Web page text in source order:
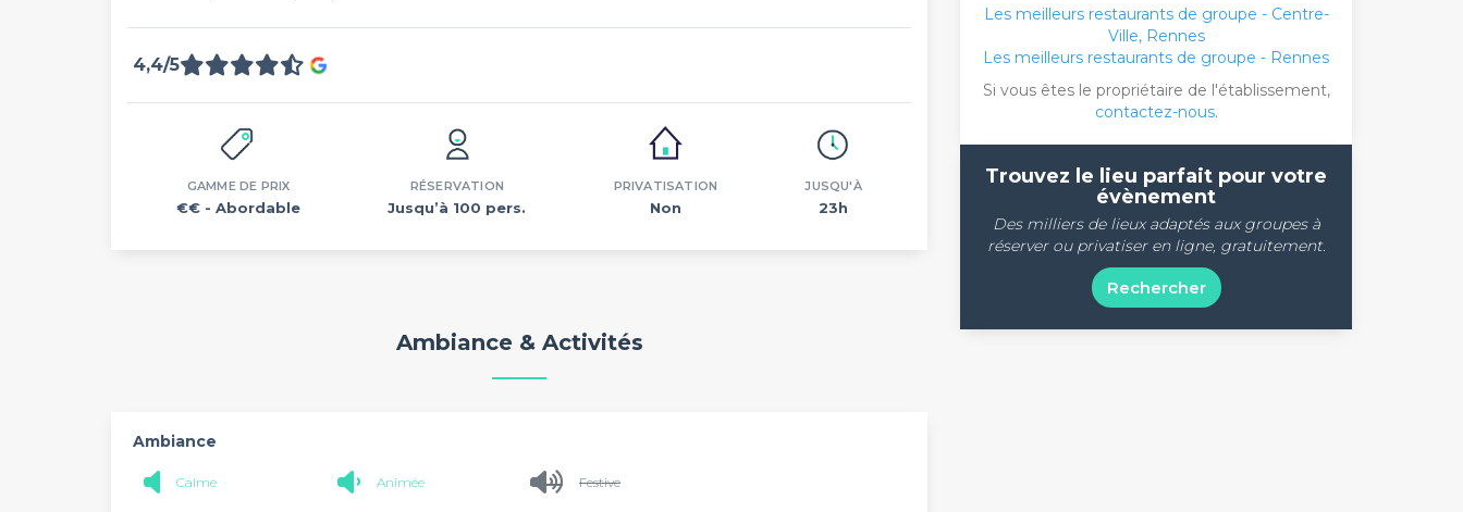
4,4/5
GAMME DE PRIX
€€ - Abordable
RÉSERVATION
Jusqu’à 100 pers.
PRIVATISATION
Non
JUSQU'À
23h
Ambiance & Activités
Ambiance
Calme Animée Festive
Les meilleurs restaurants de groupe - Centre-
Ville, Rennes
Les meilleurs restaurants de groupe - Rennes
Si vous êtes le propriétaire de l'établissement,
contactez-nous.
Trouvez le lieu parfait pour votre
évènement
Des milliers de lieux adaptés aux groupes à
réserver ou privatiser en ligne, gratuitement.
Rechercher